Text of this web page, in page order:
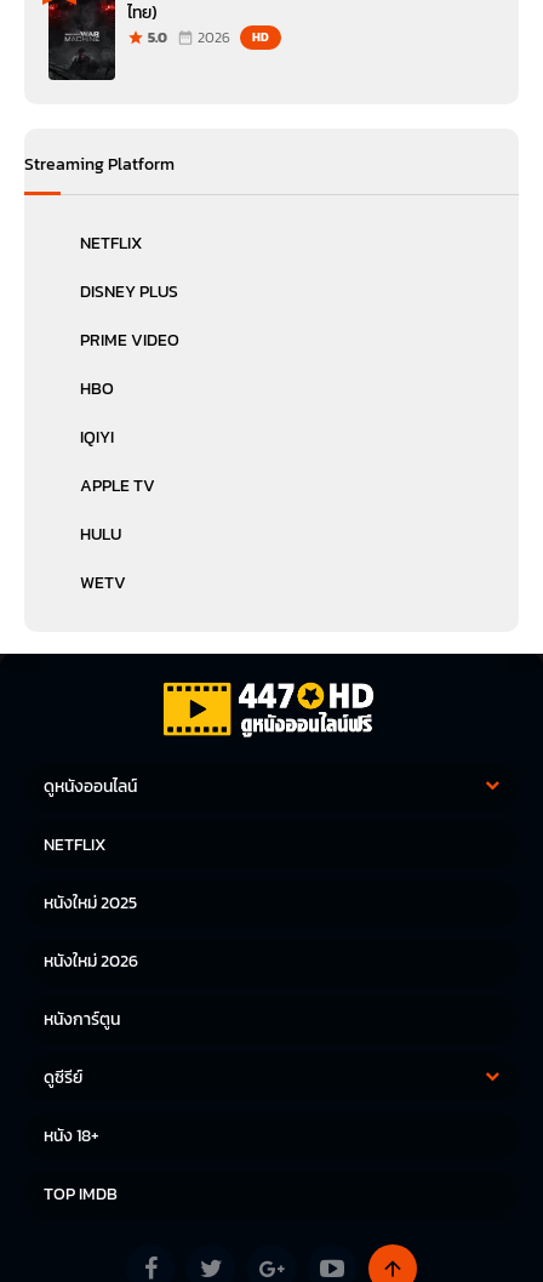
ไทย)
5.0 2026 HD
Streaming Platform
NETFLIX
DISNEY PLUS
PRIME VIDEO
HBO
IQIYI
APPLE TV
HULU
WETV
ดูหนังออนไลน์
หนังญี่ปุ่น
NETFLIX
หนังใหม่ 2025
หนังใหม่ 2026
หนังการ์ตูน
ดูซีรีย์
หนัง 18+
TOP IMDB